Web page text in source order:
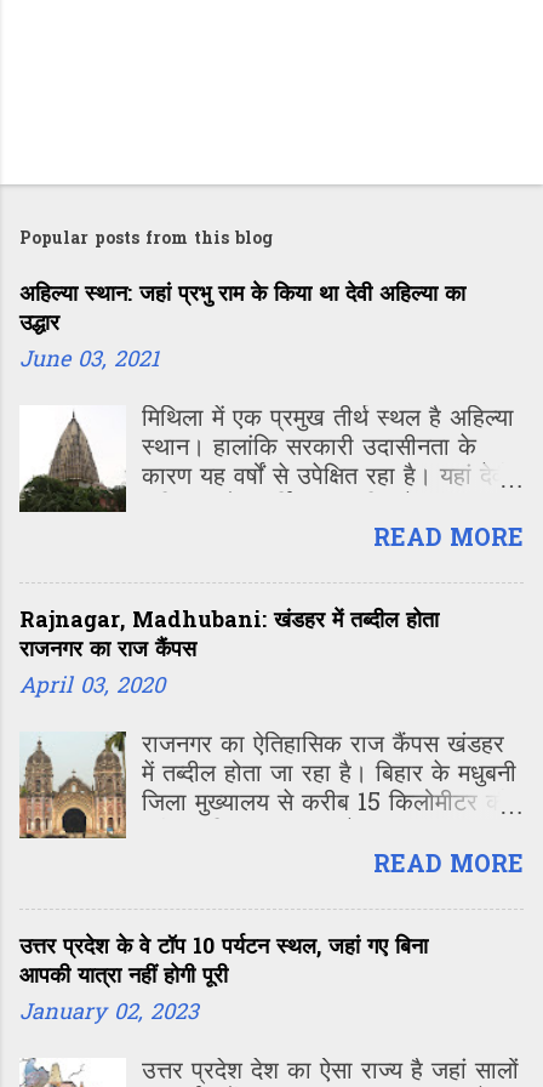
Popular posts from this blog
अहिल्या स्थान: जहां प्रभु राम के किया था देवी अहिल्या का
उद्धार
June 03, 2021
मिथिला में एक प्रमुख तीर्थ स्थल है अहिल्या
स्थान। हालांकि सरकारी उदासीनता के
कारण यह वर्षों से उपेक्षित रहा है। यहां देवी
गौतम ऋषि की पत्नी देवी अहिल्या का जिक्र
पत्थर बन गई थीं। जिनका भगवान राम ने
उद्धार किया था। देश में शायद यह एकमात्र
मंदिर है जहां महिला पुजारी पूजा-अर्चना
कराती हैं।
READ MORE
Rajnagar, Madhubani: खंडहर में तब्दील होता
राजनगर का राज कैंपस
April 03, 2020
राजनगर का ऐतिहासिक राज कैंपस खंडहर
में तब्दील होता जा रहा है। बिहार के मधुबनी
जिला मुख्यालय से करीब 15 किलोमीटर की
की अनदेखी के कारण उपेक्षित पड़ा हुआ है।
बेहतरीन उदाहरण है। यहां के महल और
मंदिर स्थापत्य कला के अद्भूत मिसाल पेश
करते हैं। दीवारों पर की गई नक्काशी,
कलाकारी और कलाकृति देखकर आप दंग
READ MORE
उत्तर प्रदेश के वे टॉप 10 पर्यटन स्थल, जहां गए बिना
आपकी यात्रा नहीं होगी पूरी
January 02, 2023
उत्तर प्रदेश देश का ऐसा राज्य है जहां सालों